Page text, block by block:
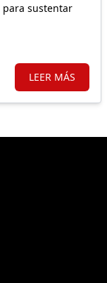
sustentar
LEER MÁS